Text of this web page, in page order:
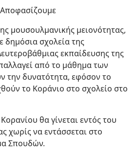
Αποφασίζουμε
μουσουλμανικής μειονότητας,
δημόσια σχολεία της
εκπαίδευσης της
από το μάθημα των
την δυνατότητα, εφόσον το
το Κοράνιο στο σχολείο στο
θα γίνεται εντός του
χωρίς να εντάσσεται στο
Σπουδών.